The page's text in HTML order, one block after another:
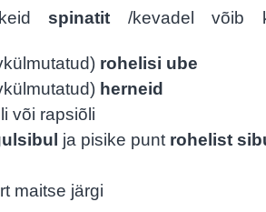
spinatit /kevadel võib
rohelisi ube
herneid
või rapsiõli
ja pisike punt rohelist
maitse järgi